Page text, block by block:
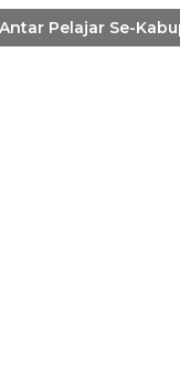
Pelajar Se-